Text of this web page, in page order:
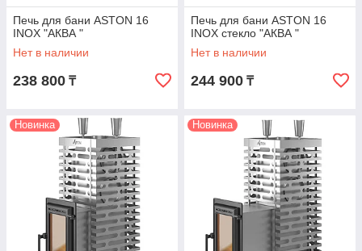
Печь для бани ASTON 16
INOX "АКВА "
Нет в наличии
238 800 ₸
Печь для бани ASTON 16
INOX стекло "АКВА "
Нет в наличии
244 900 ₸
Новинка Новинка